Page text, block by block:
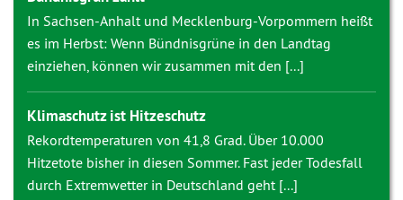
In Sachsen-Anhalt und Mecklenburg-Vorpommern heißt
es im Herbst: Wenn Bündnisgrüne in den Landtag
einziehen, können wir zusammen mit den [...]
Klimaschutz ist Hitzeschutz
Rekordtemperaturen von 41,8 Grad. Über 10.000
Hitzetote bisher in diesen Sommer. Fast jeder Todesfall
durch Extremwetter in Deutschland geht [...]